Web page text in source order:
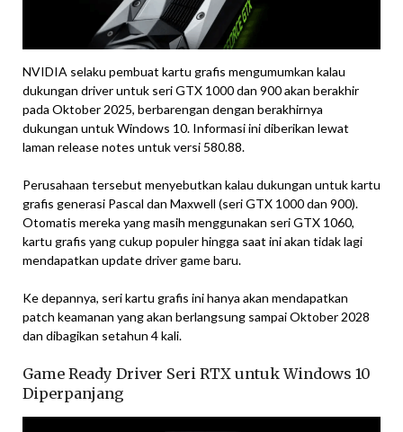
NVIDIA selaku pembuat kartu grafis mengumumkan kalau
dukungan driver untuk seri GTX 1000 dan 900 akan berakhir
pada Oktober 2025, berbarengan dengan berakhirnya
dukungan untuk Windows 10. Informasi ini diberikan lewat
laman release notes untuk versi 580.88.
Perusahaan tersebut menyebutkan kalau dukungan untuk kartu
grafis generasi Pascal dan Maxwell (seri GTX 1000 dan 900).
Otomatis mereka yang masih menggunakan seri GTX 1060,
kartu grafis yang cukup populer hingga saat ini akan tidak lagi
mendapatkan update driver game baru.
Ke depannya, seri kartu grafis ini hanya akan mendapatkan
patch keamanan yang akan berlangsung sampai Oktober 2028
dan dibagikan setahun 4 kali.
Game Ready Driver Seri RTX untuk Windows 10
Diperpanjang